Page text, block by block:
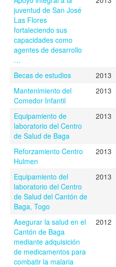
juventud de San José
Las Flores
fortaleciendo sus
capacidades como
agentes de desarrollo
…
Becas de estudios 2013
Mantenimiento del
Comedor Infantil
2013
Equipamiento de
laboratorio del Centro
de Salud de Baga
2013
Reforzamiento Centro
Hulmen
2013
Equipamiento del
laboratorio del Centro
de Salud del Cantón de
Baga, Togo
2013
Asegurar la salud en el
Cantón de Baga
mediante adquisición
de medicamentos para
combatir la malaria
2012